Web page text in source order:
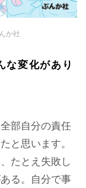
か社
変化があり
部自分の責任
と思います。
たとえ失敗し
る。自分で事